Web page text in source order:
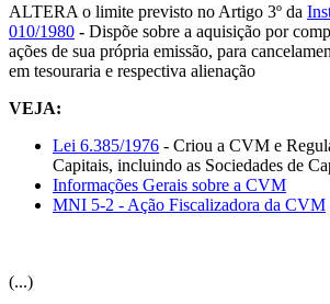
ALTERA o limite previsto no Artigo 3º da
010/1980 - Dispõe sobre a aquisição por
ações de sua própria emissão, para
em tesouraria e respectiva alienação
VEJA:
Lei 6.385/1976 - Criou a CVM e
Capitais, incluindo as Sociedades de
Informações Gerais sobre a CVM
MNI 5-2 - Ação Fiscalizadora da CVM
(...)